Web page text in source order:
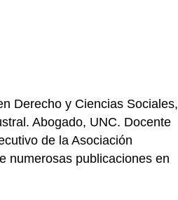
Derecho y Ciencias Sociales,
Abogado, UNC. Docente
de la Asociación
numerosas publicaciones en